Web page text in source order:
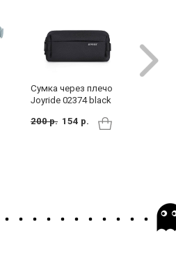
Сумка через плечо
Joyride 02374 black
200 р. 154 р.